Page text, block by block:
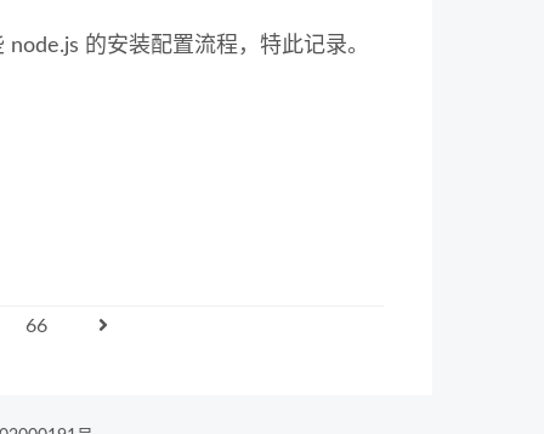
的安装配置流程，特此记录。
66